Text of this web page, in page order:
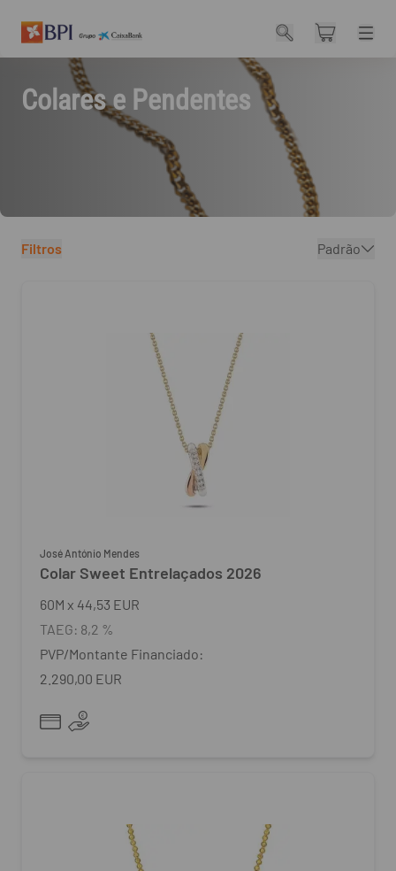
Deloitte Marketbank
itens no
Colares e Pendentes
Filtros
Padrão
José António Mendes
Colar Sweet Entrelaçados 2026
60M x 44,53 EUR
TAEG: 8,2 %
PVP/Montante Financiado:
2.290,00 EUR